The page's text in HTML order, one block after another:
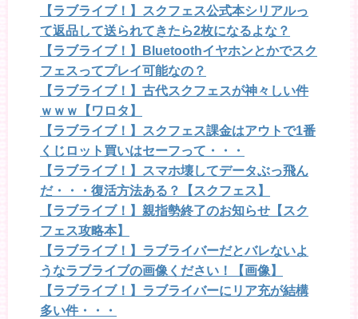
【ラブライブ！】スクフェス公式本シリアルっ
て返品して送られてきたら2枚になるよな？
【ラブライブ！】Bluetoothイヤホンとかでスク
フェスってプレイ可能なの？
【ラブライブ！】古代スクフェスが神々しい件
ｗｗｗ【ワロタ】
【ラブライブ！】スクフェス課金はアウトで1番
くじロット買いはセーフって・・・
【ラブライブ！】スマホ壊してデータぶっ飛ん
だ・・・復活方法ある？【スクフェス】
【ラブライブ！】親指勢終了のお知らせ【スク
フェス攻略本】
【ラブライブ！】ラブライバーだとバレないよ
うなラブライブの画像ください！【画像】
【ラブライブ！】ラブライバーにリア充が結構
多い件・・・